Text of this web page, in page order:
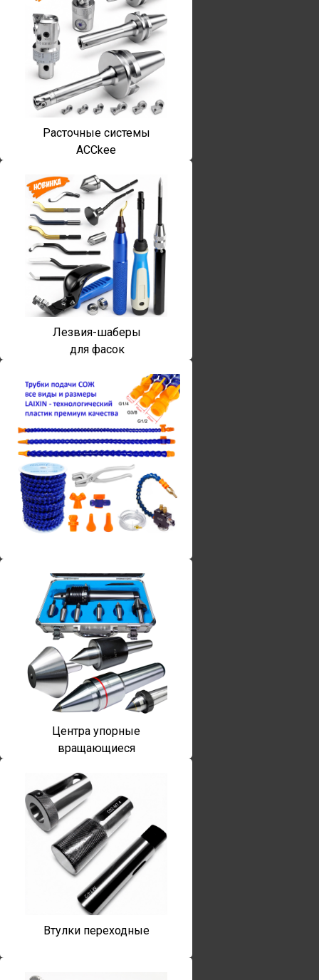
Расточные системы
ACCkee
Лезвия-шаберы
для фасок
Винты torx
Центра упорные
вращающиеся
Втулки переходные